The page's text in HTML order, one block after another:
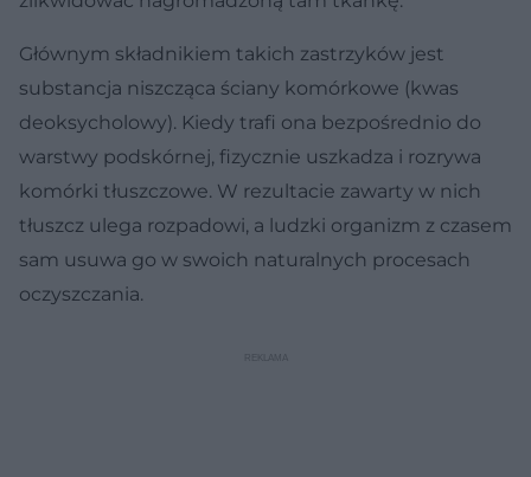
Głównym składnikiem takich zastrzyków jest
substancja niszcząca ściany komórkowe (kwas
deoksycholowy). Kiedy trafi ona bezpośrednio do
warstwy podskórnej, fizycznie uszkadza i rozrywa
komórki tłuszczowe. W rezultacie zawarty w nich
tłuszcz ulega rozpadowi, a ludzki organizm z czasem
sam usuwa go w swoich naturalnych procesach
oczyszczania.